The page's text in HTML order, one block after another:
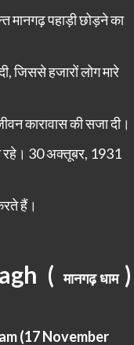
मानगढ़ पहाड़ी छोड़ने का
जिससे हजारों लोग मारे
कारावास की सजा दी।
रहे। 30 अक्तूबर, 1931
हैं।
( मानगढ़ धाम )
(17 November